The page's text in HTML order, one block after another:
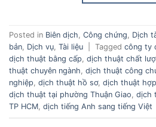
Posted in Biên dịch, Công chứng, Dịch
bản, Dịch vụ, Tài liệu Tagged công ty
dịch thuật bằng cấp, dịch thuật chất
thuật chuyên ngành, dịch thuật công
nghiệp, dịch thuật hồ sơ, dịch thuật
dịch thuật tại phường Thuận Giao, dịch
TP HCM, dịch tiếng Anh sang tiếng Việt